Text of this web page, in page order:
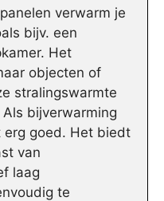
verwarm je
bijv. een
Het
objecten of
stralingswarmte
bijverwarming
erg goed. Het biedt
van
laag
te